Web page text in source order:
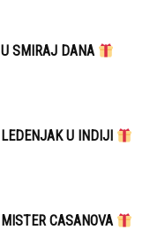
U SMIRAJ DANA
LEDENJAK U INDIJI
MISTER CASANOVA